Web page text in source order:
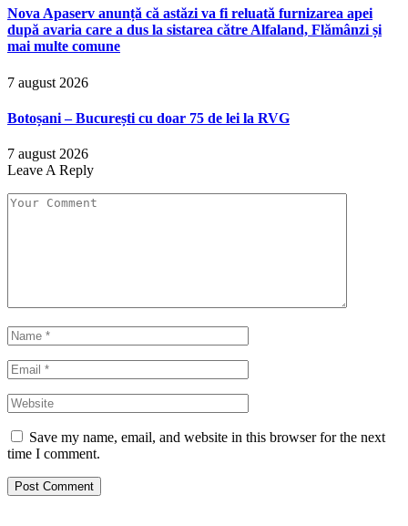
Nova Apaserv anunță că astăzi va fi reluată furnizarea apei
după avaria care a dus la sistarea către Alfaland, Flămânzi și
mai multe comune
7 august 2026
Botoșani – București cu doar 75 de lei la RVG
7 august 2026
Leave A Reply
Save my name, email, and website in this browser for the next
time I comment.